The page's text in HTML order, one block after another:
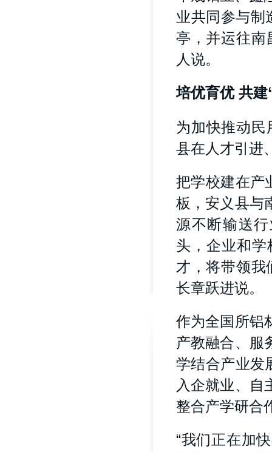
业共同参与制
亭，并运往南
人说。
培优育优 共建
为加快推动
县在人才引进
把学校建在产
板，安义县与
源不断输送
头，企业和
才，将带领我
长章跃进说。
作为全国所铝
产教融合、服
学结合产业发
入企就业、自
整合产学研合
“我们正在加